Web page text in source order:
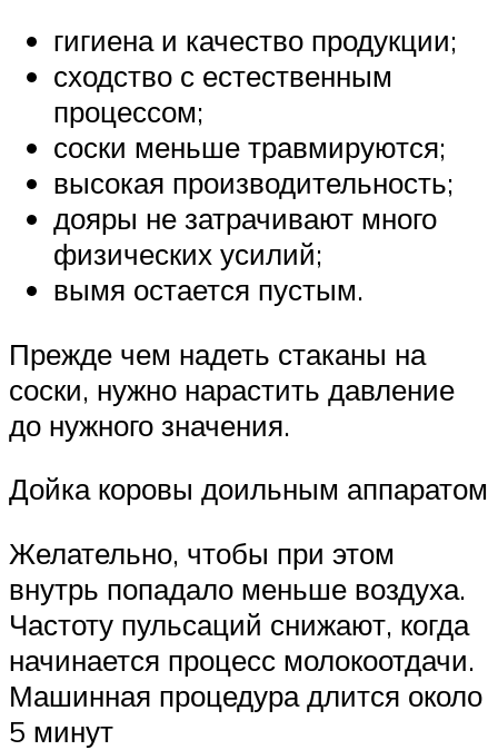
гигиена и качество продукции;
сходство с естественным
процессом;
соски меньше травмируются;
высокая производительность;
дояры не затрачивают много
физических усилий;
вымя остается пустым.
Прежде чем надеть стаканы на
соски, нужно нарастить давление
до нужного значения.
Дойка коровы доильным аппаратом
Желательно, чтобы при этом
внутрь попадало меньше воздуха.
Частоту пульсаций снижают, когда
начинается процесс молокоотдачи.
Машинная процедура длится около
5 минут